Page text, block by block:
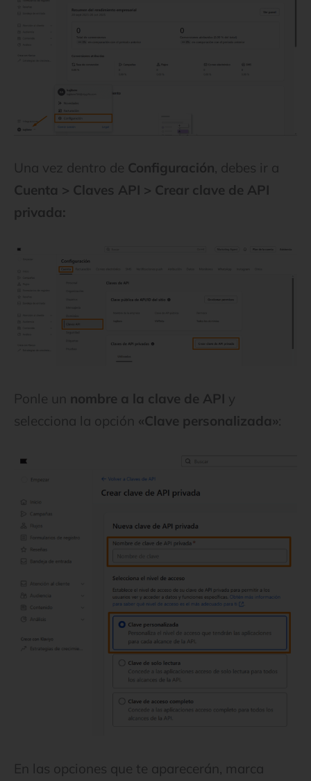
Una vez dentro de Configuración, debes ir a
Cuenta > Claves API > Crear clave de API
privada:
Ponle un nombre a la clave de API y
selecciona la opción «Clave personalizada»:
En las opciones que te aparecerán, marca